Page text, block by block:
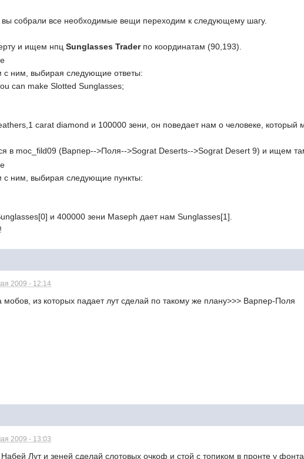
вы собрали все необходимые вещи переходим к следующему шагу.
и ищем нпцSunglasses Traderпо координатам (90,193).
с ним, выбирая следующие ответы:
can make Slotted Sunglasses;
carat diamond и 100000 зени, он поведает нам о человеке, который
в moc_fild09 (Варпер-->Поля-->Sograt Deserts-->Sograt Desert 9) и ищем
с ним, выбирая следующие пункты:
и 400000 зени Maseph дает нам Sunglasses[1].
2009 - 12:14
мобов, из которых падает лут сделай по такому же плану>>> Варпер-Поля
2009 - 13:03
Лут и зеней сделай слотовых очкоф и стой с топиком в пронте у